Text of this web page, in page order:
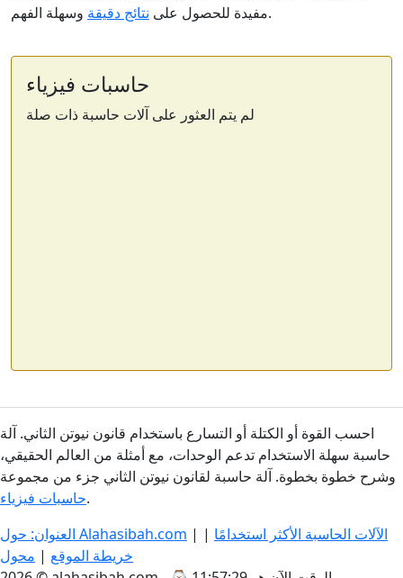
مفيدة للحصول على نتائج دقيقة وسهلة الفهم.
حاسبات فيزياء
لم يتم العثور على آلات حاسبة ذات صلة
احسب القوة أو الكتلة أو التسارع باستخدام قانون نيوتن الثاني. آلة
حاسبة سهلة الاستخدام تدعم الوحدات، مع أمثلة من العالم الحقيقي،
وشرح خطوة بخطوة. آلة حاسبة لقانون نيوتن الثاني جزء من مجموعة
حاسبات فيزياء.
العنوان: حول Alahasibah.com | الآلات الحاسبة الأكثر استخدامًا |
خريطة الموقع | محول